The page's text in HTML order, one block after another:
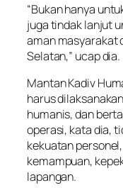
“Bukan hanya
juga tindak lanjut
aman masyarakat
Selatan,” ucap dia.
Mantan Kadiv
harus
humanis, dan
operasi, kata dia,
kekuatan
kemampuan,
lapangan.